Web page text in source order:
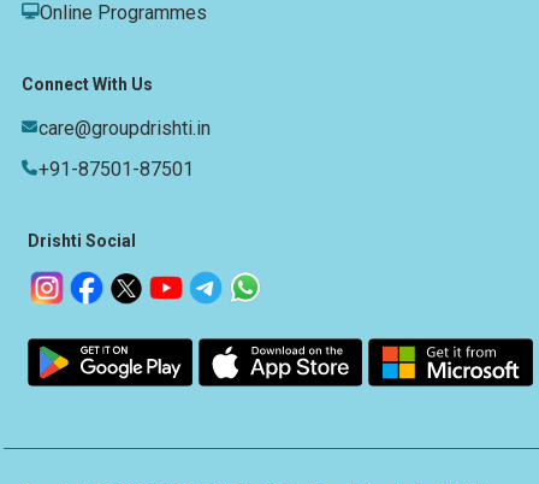
Online Programmes
Connect With Us
care@groupdrishti.in
+91-87501-87501
Drishti Social